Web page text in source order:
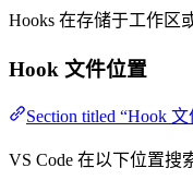
Hooks 在存储于工作区
Hook 文件位置
Section titled “Hook
VS Code 在以下位置搜